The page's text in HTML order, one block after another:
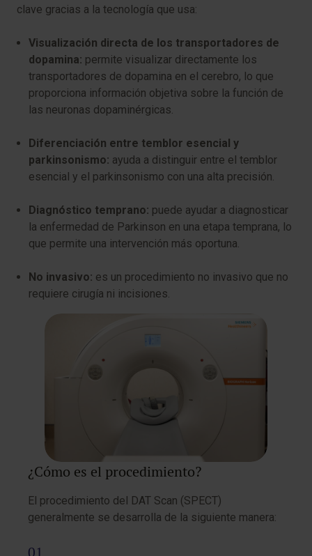
clave gracias a la tecnología que usa:
Visualización directa de los transportadores de
dopamina: permite visualizar directamente los
transportadores de dopamina en el cerebro, lo que
proporciona información objetiva sobre la función de
las neuronas dopaminérgicas.
Diferenciación entre temblor esencial y
parkinsonismo: ayuda a distinguir entre el temblor
esencial y el parkinsonismo con una alta precisión.
Diagnóstico temprano: puede ayudar a diagnosticar
la enfermedad de Parkinson en una etapa temprana, lo
que permite una intervención más oportuna.
No invasivo: es un procedimiento no invasivo que no
requiere cirugía ni incisiones.
¿Cómo es el procedimiento?
El procedimiento del DAT Scan (SPECT)
generalmente se desarrolla de la siguiente manera: